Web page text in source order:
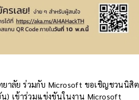
าลัย ร่วมกับ Microsoft ขอเชิญชวนนิสิต
) เข้าร่วมแข่งขันในงาน Microsoft